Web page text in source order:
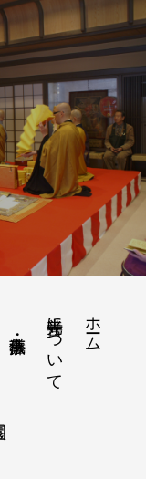
ホーム
善光寺について